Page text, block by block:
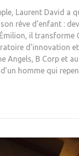
Laurent David a
rêve d’enfant :
il transforme
d’innovation
Angels, B Corp et
homme qui